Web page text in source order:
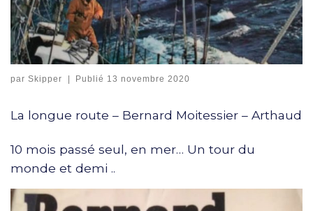
par Skipper Publié 13 novembre 2020
La longue route – Bernard Moitessier – Arthaud
10 mois passé seul, en mer… Un tour du
monde et demi ..